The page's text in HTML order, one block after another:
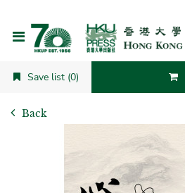
Save list (0)
Back